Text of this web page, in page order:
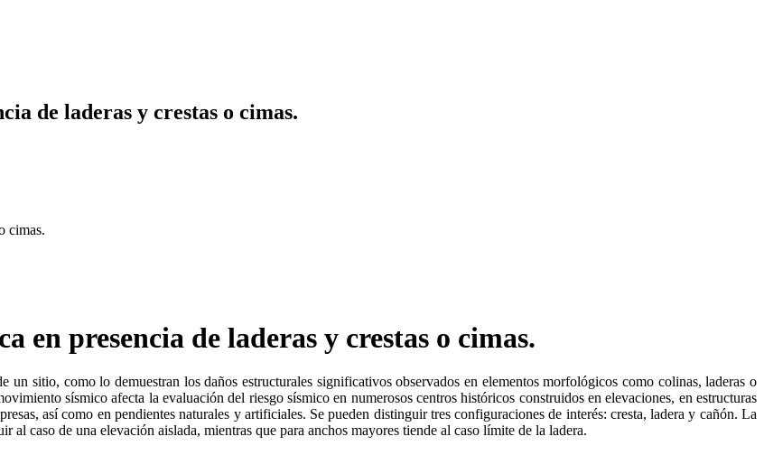
de laderas y crestas o cimas.
cimas.
presencia de laderas y crestas o cimas.
sitio, como lo demuestran los daños estructurales significativos observados en elementos morfológicos como colinas, laderas o
sísmico afecta la evaluación del riesgo sísmico en numerosos centros históricos construidos en elevaciones, en estructuras
así como en pendientes naturales y artificiales. Se pueden distinguir tres configuraciones de interés: cresta, ladera y cañón. La
al caso de una elevación aislada, mientras que para anchos mayores tiende al caso límite de la ladera.